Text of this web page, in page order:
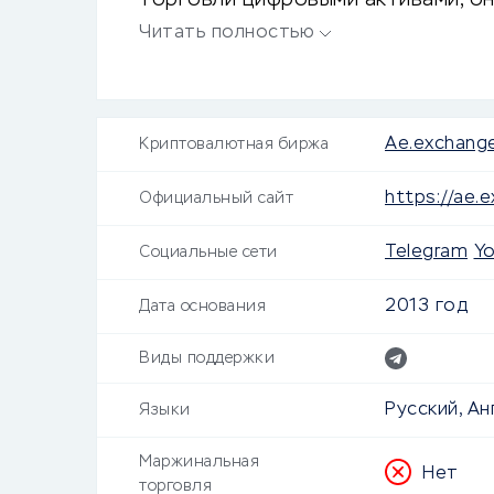
позиционирует себя как
Читать полностью
Криптовалютная биржа
Официальный сайт https://
Социальные сети Telegram
Дата основания 2013 год
Виды поддержки
Языки Русский,
Маржинальная
торговля
Нет